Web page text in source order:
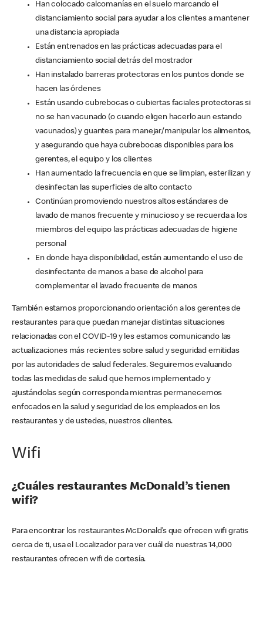
Han colocado calcomanías en el suelo marcando el
distanciamiento social para ayudar a los clientes a mantener
una distancia apropiada
Están entrenados en las prácticas adecuadas para el
distanciamiento social detrás del mostrador
Han instalado barreras protectoras en los puntos donde se
hacen las órdenes
Están usando cubrebocas o cubiertas faciales protectoras si
no se han vacunado (o cuando eligen hacerlo aun estando
vacunados) y guantes para manejar/manipular los alimentos,
y asegurando que haya cubrebocas disponibles para los
gerentes, el equipo y los clientes
Han aumentado la frecuencia en que se limpian, esterilizan y
desinfectan las superficies de alto contacto
Continúan promoviendo nuestros altos estándares de
lavado de manos frecuente y minucioso y se recuerda a los
miembros del equipo las prácticas adecuadas de higiene
personal
En donde haya disponibilidad, están aumentando el uso de
desinfectante de manos a base de alcohol para
complementar el lavado frecuente de manos
También estamos proporcionando orientación a los gerentes de
restaurantes para que puedan manejar distintas situaciones
relacionadas con el COVID-19 y les estamos comunicando las
actualizaciones más recientes sobre salud y seguridad emitidas
por las autoridades de salud federales. Seguiremos evaluando
todas las medidas de salud que hemos implementado y
ajustándolas según corresponda mientras permanecemos
enfocados en la salud y seguridad de los empleados en los
restaurantes y de ustedes, nuestros clientes.
Wifi
¿Cuáles restaurantes McDonald’s tienen
wifi?
Para encontrar los restaurantes McDonald’s que ofrecen wifi gratis
cerca de ti, usa el Localizador para ver cuál de nuestras 14,000
restaurantes ofrecen wifi de cortesía.